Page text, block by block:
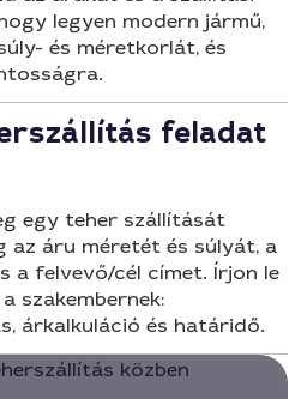
legyen modern jármű,
és méretkorlát, és
feladat
egy teher szállítását
az áru méretét és súlyát, a
a felvevő/cél címet. Írjon le
szakembernek:
árkalkuláció és határidő.